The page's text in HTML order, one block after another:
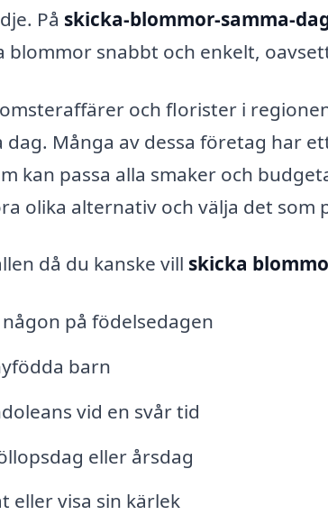
På skicka-blommor-samma-
blommor snabbt och enkelt,
och florister i
dag. Många av dessa företag har
kan passa alla smaker och
olika alternativ och välja det som
då du kanske vill skicka
på födelsedagen
barn
vid en svår tid
eller årsdag
eller visa sin kärlek